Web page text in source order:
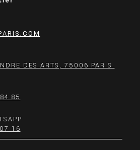
DES ARTS, 75006 PARIS.
85
16